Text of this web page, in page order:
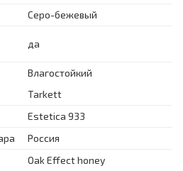
Серо-бежевый
да
Влагостойкий
Tarkett
Estetica 933
Россия
Oak Effect honey